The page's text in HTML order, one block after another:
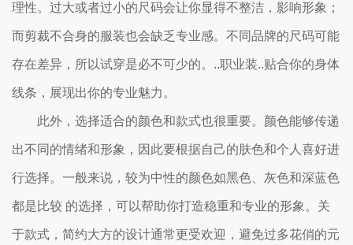
理性。过大或者过小的尺码会让你显得不整洁，影响形象；
而剪裁不合身的服装也会缺乏专业感。不同品牌的尺码可能
存在差异，所以试穿是必不可少的。..职业装..贴合你的身体
线条，展现出你的专业魅力。
此外，选择适合的颜色和款式也很重要。颜色能够传递
出不同的情绪和形象，因此要根据自己的肤色和个人喜好进
行选择。一般来说，较为中性的颜色如黑色、灰色和深蓝色
都是比较 的选择，可以帮助你打造稳重和专业的形象。关
于款式，简约大方的设计通常更受欢迎，避免过多花俏的元